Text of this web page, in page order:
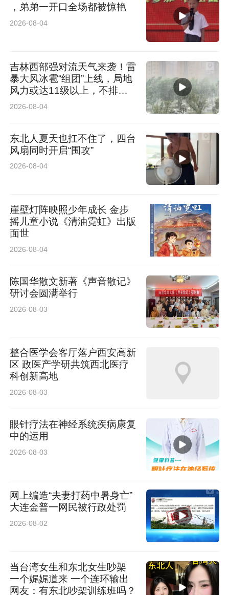
臣，祖国和人民永远不会忘记他们的付出与牺
牲。康养中心将持续做好老兵康养服务，用心守
善行不止，微光成炬。作为本次活动的主办单
位，中国狮子联会吉林代表处黄龙善海服务队始
终坚守公益初心，深耕助老、助残、拥军、扶弱
等公益领域，常态化开展各类志愿服务与爱心帮
任。
此次“黄龙聚善 守护暖阳”公益活动，不仅是对革
命老兵的尊崇与致敬，更是对扶残助弱传统美德
赋能的多元形式，切实为老年群体、残疾群体、
功勋老兵送去关怀与温暖。未来，黄龙善海服务
队将持续凝聚公益力量、链接社会爱心资源，持
续深耕民生公益、践行服务使命，常态化开展各
类惠民暖心活动，积极传递社会正能量，带动更
多爱心人士投身公益事业，以微小善意汇聚磅礴
来源：黄龙善海服务队
，弟弟一开口全场都被惊艳
2026-08-04
吉林西部强对流天气来袭！雷
暴大风冰雹“组团”上线，局地
风力或达11级以上，不排除
发生龙卷的可能
2026-08-04
东北人夏天也扛不住了，四台
风扇同时开启“围攻”
2026-08-04
崖壁灯阵映照少年成长 金步
摇儿童小说《清油霓虹》出版
面世
2026-08-04
陈国华散文新著《声音散记》
研讨会圆满举行
2026-08-03
整合医学会客厅落户西安高新
区 政医产学研共筑西北医疗
科创新高地
2026-08-03
眼针疗法在神经系统疾病康复
中的运用
2026-08-03
网上编造“夫妻打药中暑身亡”
大连金普一网民被行政处罚
2026-08-02
当台湾女生和东北女生吵架
一个娓娓道来 一个连环输出
网友：有东北吵架训练班吗？